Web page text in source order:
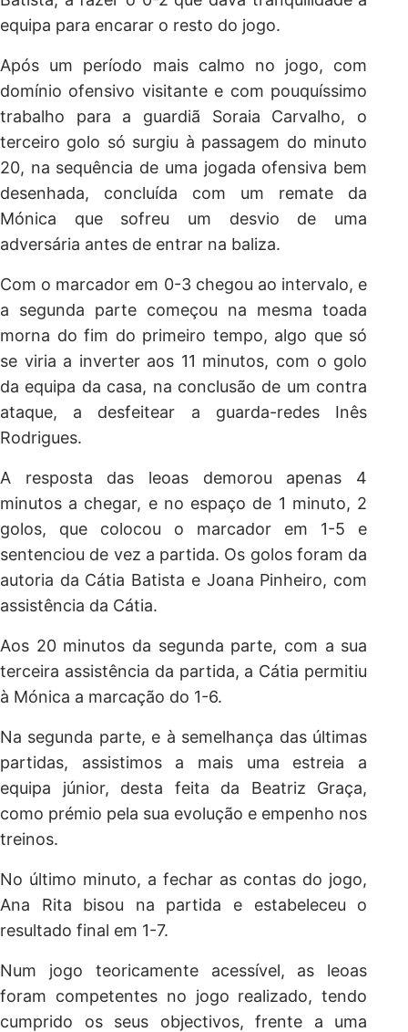
equipa para encarar o resto do jogo.
Após um período mais calmo no jogo, com
domínio ofensivo visitante e com pouquíssimo
trabalho para a guardiã Soraia Carvalho, o
terceiro golo só surgiu à passagem do minuto
20, na sequência de uma jogada ofensiva bem
desenhada, concluída com um remate da
Mónica que sofreu um desvio de uma
adversária antes de entrar na baliza.
Com o marcador em 0-3 chegou ao intervalo, e
a segunda parte começou na mesma toada
morna do fim do primeiro tempo, algo que só
se viria a inverter aos 11 minutos, com o golo
da equipa da casa, na conclusão de um contra
ataque, a desfeitear a guarda-redes Inês
Rodrigues.
A resposta das leoas demorou apenas 4
minutos a chegar, e no espaço de 1 minuto, 2
golos, que colocou o marcador em 1-5 e
sentenciou de vez a partida. Os golos foram da
autoria da Cátia Batista e Joana Pinheiro, com
assistência da Cátia.
Aos 20 minutos da segunda parte, com a sua
terceira assistência da partida, a Cátia permitiu
à Mónica a marcação do 1-6.
Na segunda parte, e à semelhança das últimas
partidas, assistimos a mais uma estreia a
equipa júnior, desta feita da Beatriz Graça,
como prémio pela sua evolução e empenho nos
treinos.
No último minuto, a fechar as contas do jogo,
Ana Rita bisou na partida e estabeleceu o
resultado final em 1-7.
Num jogo teoricamente acessível, as leoas
foram competentes no jogo realizado, tendo
cumprido os seus objectivos, frente a uma